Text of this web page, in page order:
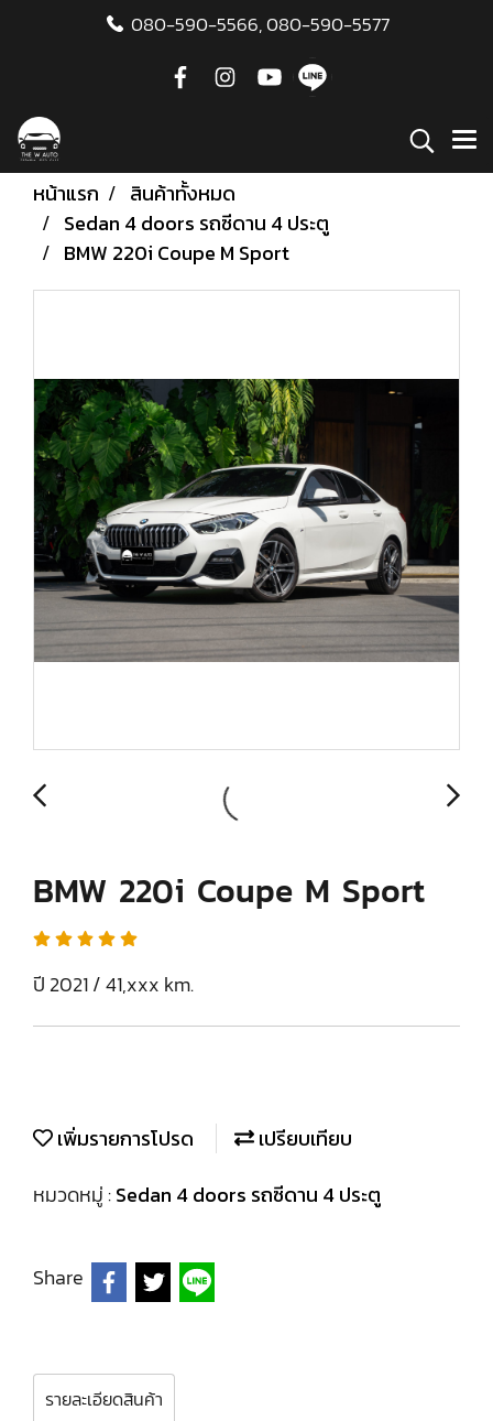
080-590-5566,080-590-5577
หน้าแรก
สินค้าทั้งหมด
Sedan 4 doors รถซีดาน 4 ประตู
BMW 220i Coupe M Sport
BMW 220i Coupe M Sport
ปี 2021 / 41,xxx km.
เพิ่มรายการโปรด
เปรียบเทียบ
หมวดหมู่ :Sedan 4 doors รถซีดาน 4 ประตู
Share
รายละเอียดสินค้า